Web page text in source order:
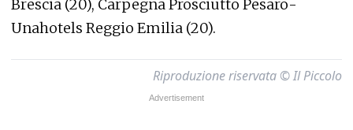
Brescia (20), Carpegna Prosciutto Pesaro-
Unahotels Reggio Emilia (20).
Riproduzione riservata © Il Piccolo